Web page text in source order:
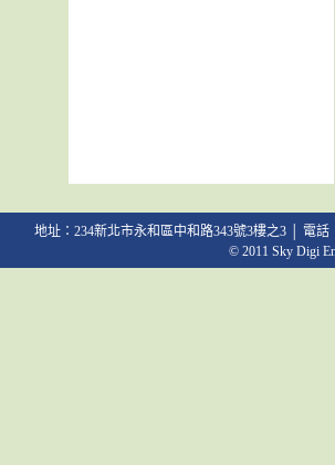
地址：234新北市永和區中和路343號3樓之3 │ 電話
© 2011 Sky Digi